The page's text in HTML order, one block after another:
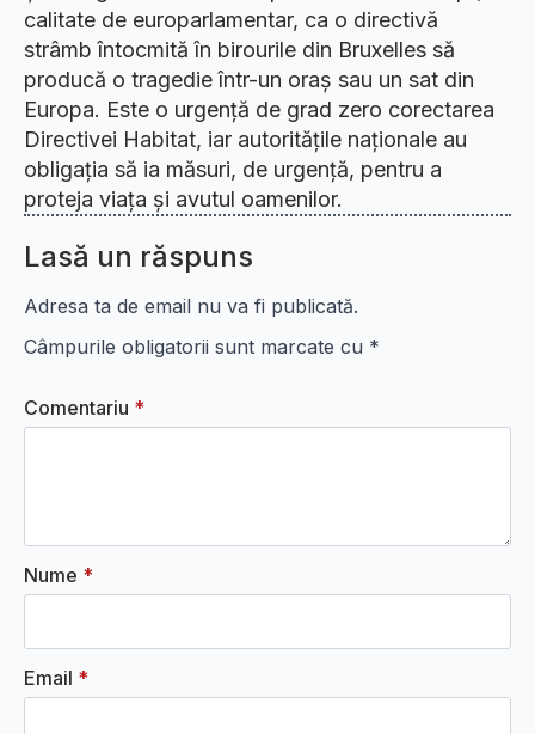
calitate de europarlamentar, ca o directivă
strâmb întocmită în birourile din Bruxelles să
producă o tragedie într-un oraș sau un sat din
Europa. Este o urgență de grad zero corectarea
Directivei Habitat, iar autoritățile naționale au
obligația să ia măsuri, de urgență, pentru a
proteja viața și avutul oamenilor.
Lasă un răspuns
Adresa ta de email nu va fi publicată.
Câmpurile obligatorii sunt marcate cu *
Comentariu *
Nume *
Email *